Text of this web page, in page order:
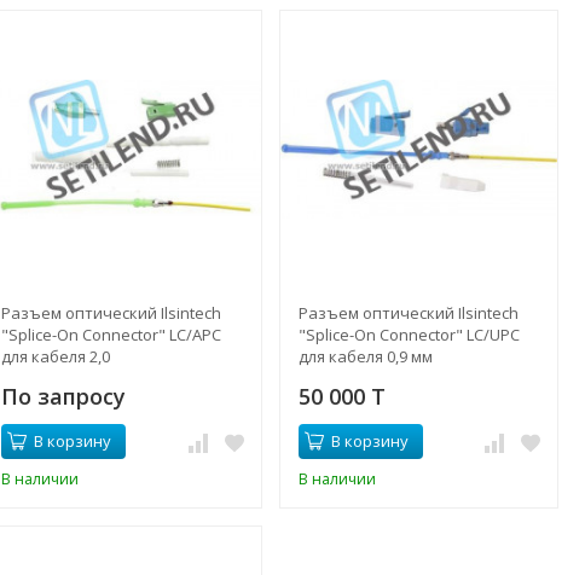
Разъем оптический Ilsintech
"Splice-On Connector" LC/APC
для кабеля 2,0
По запросу
В корзину
В наличии
Разъем оптический Ilsintech
"Splice-On Connector" LC/UPC
для кабеля 0,9 мм
50 000 T
В корзину
В наличии